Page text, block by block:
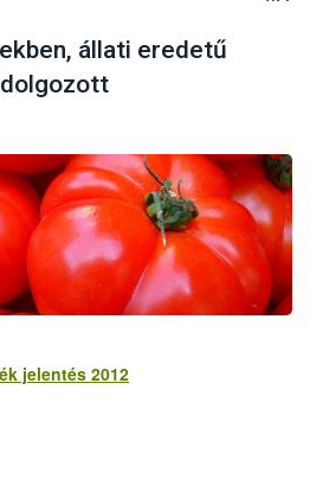
állati eredetű
jelentés 2012